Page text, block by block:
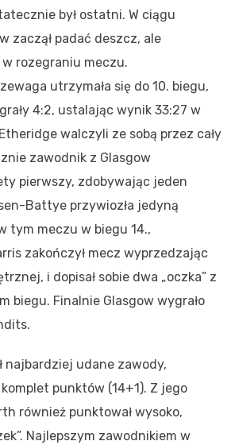
był ostatni. W ciągu
zaczął padać deszcz, ale
w rozegraniu meczu.
utrzymała się do 10. biegu,
4:2, ustalając wynik 33:27 w
walczyli ze sobą przez cały
zawodnik z Glasgow
pierwszy, zdobywając jeden
Battye przywiozła jedyną
tym meczu w biegu 14.,
zakończył mecz wyprzedzając
i dopisał sobie dwa „oczka” z
biegu. Finalnie Glasgow wygrało
najbardziej udane zawody,
punktów (14+1). Z jego
również punktował wysoko,
Najlepszym zawodnikiem w